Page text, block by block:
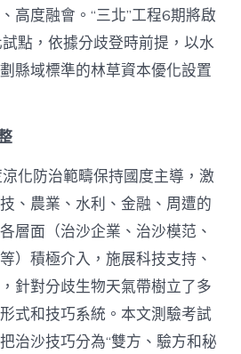
高度融會。“三北”工程6期將啟
點，依據分歧登時前提，以水
縣域標準的林草資本優化設置
化防治範疇保持國度主導，激
、農業、水利、金融、周遭的
層面（治沙企業、治沙模范、
）積極介入，施展科技支持、
針對分歧生物天氣帶樹立了多
式和技巧系統。本文測驗考試
治沙技巧分為“雙方、驗方和秘